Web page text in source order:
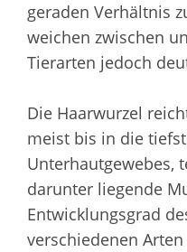
geraden Verhältnis
weichen zwischen
Tierarten jedoch
Die Haarwurzel
meist bis in die
Unterhautgewebes,
darunter liegende
Entwicklungsgrad
verschiedenen